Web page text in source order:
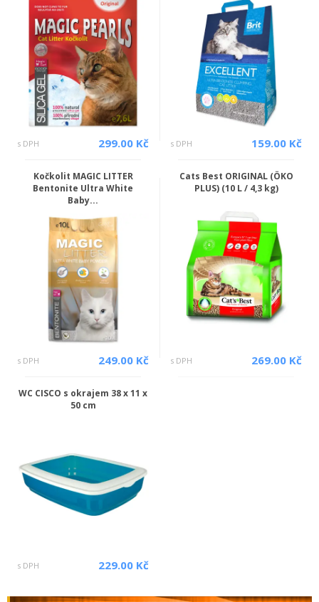
s DPH 299.00 Kč s DPH 159.00 Kč
Kočkolit MAGIC LITTER
Bentonite Ultra White
Baby...
s DPH 249.00 Kč
Cats Best ORIGINAL (ÖKO
PLUS) (10 L / 4,3 kg)
s DPH 269.00 Kč
WC CISCO s okrajem 38 x 11 x
50 cm
s DPH 229.00 Kč